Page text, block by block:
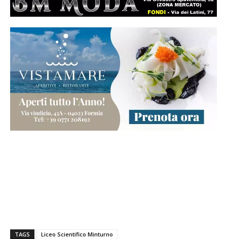
TAGS Liceo Scientifico Minturno